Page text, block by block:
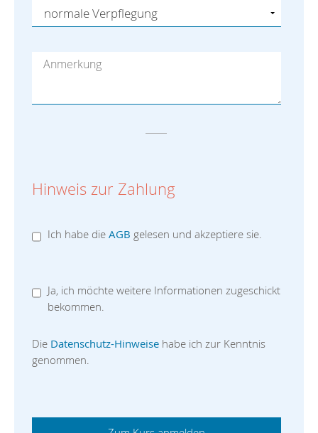
Hinweis zur Zahlung
Ich habe dieAGB gelesen und akzeptiere sie.
Ja, ich möchte weitere Informationen zugeschickt
bekommen.
Die Datenschutz-Hinweise habe ich zur Kenntnis
genommen.